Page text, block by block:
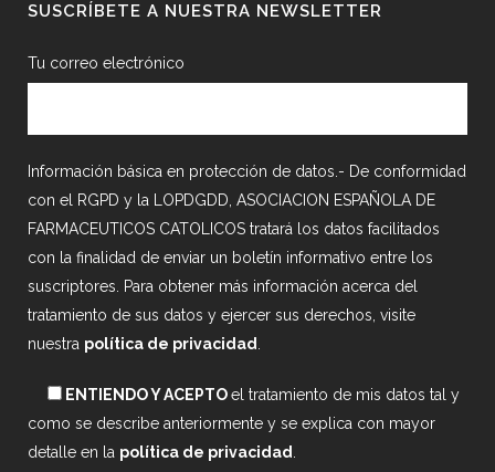
SUSCRÍBETE A NUESTRA NEWSLETTER
Tu correo electrónico
Información básica en protección de datos.- De conformidad
con el RGPD y la LOPDGDD, ASOCIACION ESPAÑOLA DE
FARMACEUTICOS CATOLICOS tratará los datos facilitados
con la finalidad de enviar un boletín informativo entre los
suscriptores. Para obtener más información acerca del
tratamiento de sus datos y ejercer sus derechos, visite
nuestra política de privacidad
ENTIENDO Y ACEPTOel tratamiento de mis datos tal y
como se describe anteriormente y se explica con mayor
detalle en la política de privacidad